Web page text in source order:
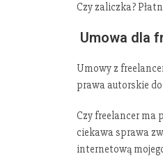
Czy zaliczka?
Umowa dla
Umowy z
prawa autorskie do
Czy freelancer ma
ciekawa sprawa
internetową